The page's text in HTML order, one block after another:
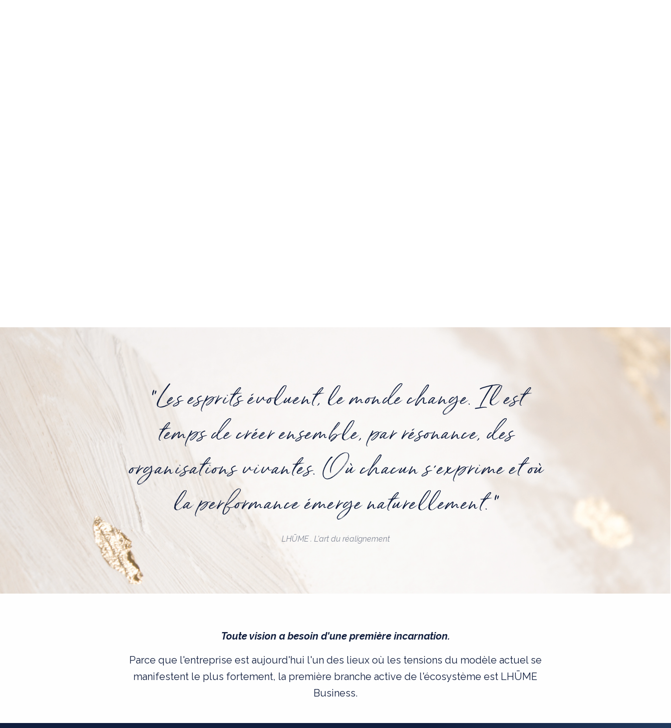
"Les esprits évoluent, le monde change. Il est
temps de créer ensemble, par résonance, des
organisations vivantes. Où chacun s'exprime et où
la performance émerge naturellement."
LHŪME . L'art du réalignement
Toute vision a besoin d'une première incarnation.
Parce que l'entreprise est aujourd'hui l'un des lieux où les tensions du modèle actuel se
manifestent le plus fortement, la première branche active de l'écosystème est LHŪME
Business.